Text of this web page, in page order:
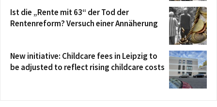
Ist die „Rente mit 63“ der Tod der
Rentenreform? Versuch einer Annäherung
New initiative: Childcare fees in Leipzig to
be adjusted to reflect rising childcare costs